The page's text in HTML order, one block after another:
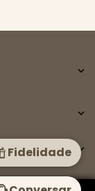



Fidelidade